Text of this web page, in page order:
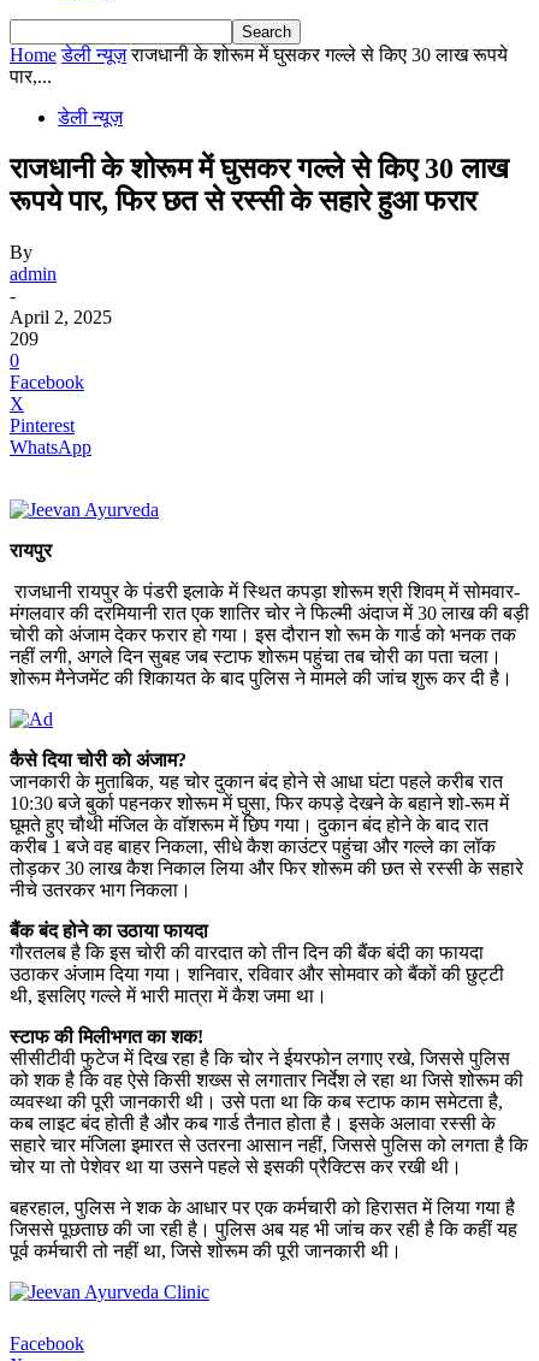
Home डेली न्यूज़ राजधानी के शोरूम में घुसकर गल्ले से किए 30 लाख रूपये
पार,...
डेली न्यूज़
राजधानी के शोरूम में घुसकर गल्ले से किए 30 लाख
रूपये पार, फिर छत से रस्सी के सहारे हुआ फरार
By
admin
-
April 2, 2025
209
0
Facebook
X
Pinterest
WhatsApp
रायपुर
राजधानी रायपुर के पंडरी इलाके में स्थित कपड़ा शोरूम श्री शिवम् में सोमवार-
मंगलवार की दरमियानी रात एक शातिर चोर ने फिल्मी अंदाज में 30 लाख की बड़ी
चोरी को अंजाम देकर फरार हो गया। इस दौरान शो रूम के गार्ड को भनक तक
नहीं लगी, अगले दिन सुबह जब स्टाफ शोरूम पहुंचा तब चोरी का पता चला।
शोरूम मैनेजमेंट की शिकायत के बाद पुलिस ने मामले की जांच शुरू कर दी है।
कैसे दिया चोरी को अंजाम?
जानकारी के मुताबिक, यह चोर दुकान बंद होने से आधा घंटा पहले करीब रात
10:30 बजे बुर्का पहनकर शोरूम में घुसा, फिर कपड़े देखने के बहाने शो-रूम में
घूमते हुए चौथी मंजिल के वॉशरूम में छिप गया। दुकान बंद होने के बाद रात
करीब 1 बजे वह बाहर निकला, सीधे कैश काउंटर पहुंचा और गल्ले का लॉक
तोड़कर 30 लाख कैश निकाल लिया और फिर शोरूम की छत से रस्सी के सहारे
नीचे उतरकर भाग निकला।
बैंक बंद होने का उठाया फायदा
गौरतलब है कि इस चोरी की वारदात को तीन दिन की बैंक बंदी का फायदा
उठाकर अंजाम दिया गया। शनिवार, रविवार और सोमवार को बैंकों की छुट्टी
थी, इसलिए गल्ले में भारी मात्रा में कैश जमा था।
स्टाफ की मिलीभगत का शक!
सीसीटीवी फुटेज में दिख रहा है कि चोर ने ईयरफोन लगाए रखे, जिससे पुलिस
को शक है कि वह ऐसे किसी शख्स से लगातार निर्देश ले रहा था जिसे शोरूम की
व्यवस्था की पूरी जानकारी थी। उसे पता था कि कब स्टाफ काम समेटता है,
कब लाइट बंद होती है और कब गार्ड तैनात होता है। इसके अलावा रस्सी के
सहारे चार मंजिला इमारत से उतरना आसान नहीं, जिससे पुलिस को लगता है कि
चोर या तो पेशेवर था या उसने पहले से इसकी प्रैक्टिस कर रखी थी।
बहरहाल, पुलिस ने शक के आधार पर एक कर्मचारी को हिरासत में लिया गया है
जिससे पूछताछ की जा रही है। पुलिस अब यह भी जांच कर रही है कि कहीं यह
पूर्व कर्मचारी तो नहीं था, जिसे शोरूम की पूरी जानकारी थी।
Facebook